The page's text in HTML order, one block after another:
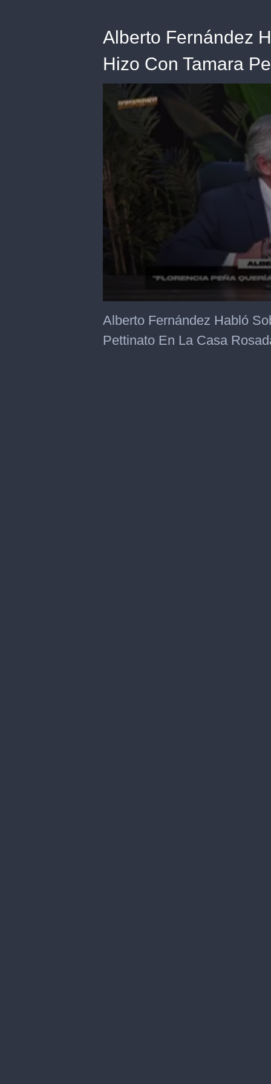
Alberto Fernández
Hizo Con Tamara
seconds
of
1
minute,
Alberto Fernández Habló
Pettinato En La Casa